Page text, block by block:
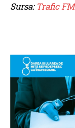
Sursa: Trafic FM